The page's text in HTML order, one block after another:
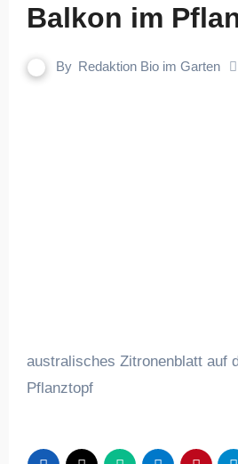
Balkon im
By Redaktion Bio im Garten
australisches Zitronenblatt auf
Pflanztopf